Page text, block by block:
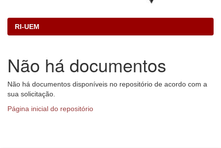
RI-UEM
Não há documentos
Não há documentos disponíveis no repositório de acordo com a
sua solicitação.
Página inicial do repositório